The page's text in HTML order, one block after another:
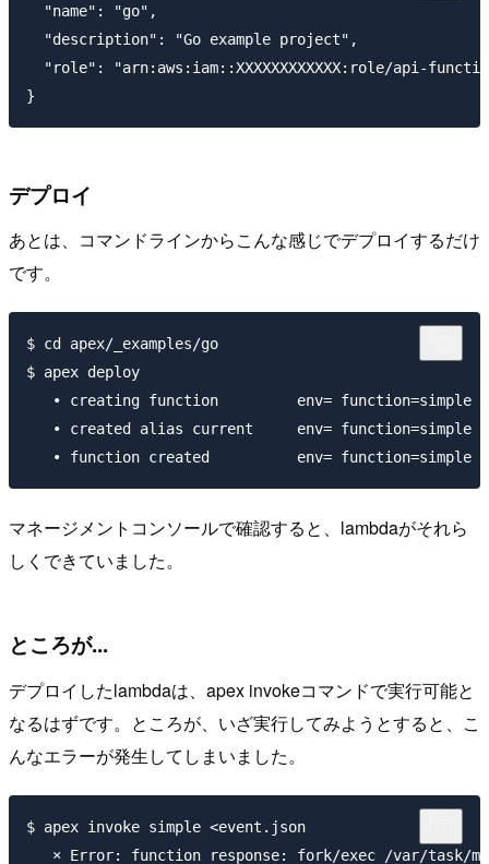
  "name": "go",
  "description": "Go example project",
"role": "arn:aws:iam::XXXXXXXXXXXX:role/api-
デプロイ
あとは、コマンドラインからこんな感じでデプロイするだけ
です。
$ cd apex/_examples/go
$ apex deploy
   • creating function         env= function=simple
• created alias current     env= function=simple
マネージメントコンソールで確認すると、lambdaがそれら
しくできていました。
ところが...
デプロイしたlambdaは、apex invokeコマンドで実行可能と
なるはずです。ところが、いざ実行してみようとすると、こ
んなエラーが発生してしまいました。
$ apex invoke simple <event.json